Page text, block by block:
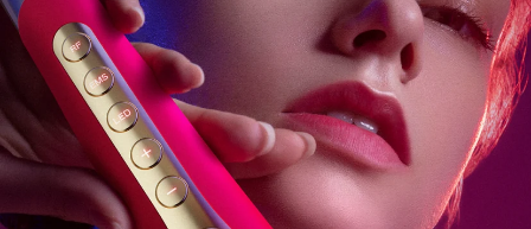
Meus aparelhos
Meus pedidos
Meus endereços
As minhas subscrições
FAQ™ Pure Beauty-Tech Elixir
issa™ Teeth Whitening Set
English Deutsch
Español
Français
Italiano
Português
Polski
Svenska
Русский
Türkçe
简体中文 繁體中文